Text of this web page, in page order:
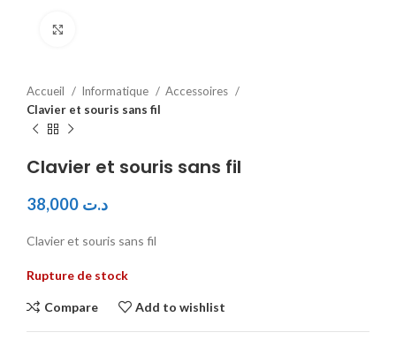
Accueil Informatique
Accessoires
Clavier et souris sans fil
Clavier et souris sans fil
د.ت
Clavier et souris sans fil
Rupture de stock
Compare Add to wishlist